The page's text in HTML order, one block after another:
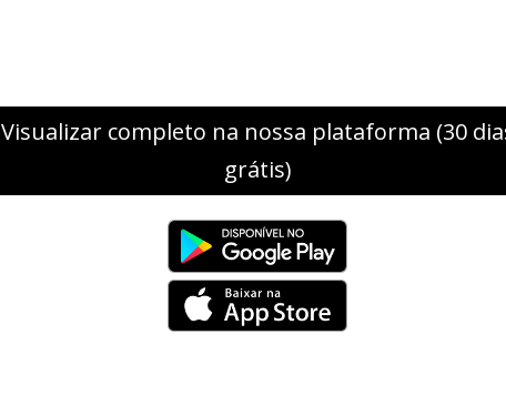
Visualizar completo na nossa plataforma (30
grátis)